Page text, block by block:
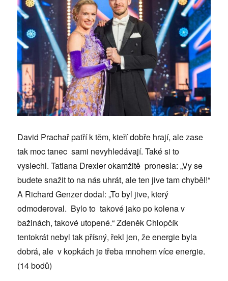
David Prachař patří k těm, kteří dobře hrají, ale zase
tak moc tanec sami nevyhledávají. Také si to
vyslechl. Tatiana Drexler okamžitě pronesla: „Vy se
budete snažit to na nás uhrát, ale ten jive tam chyběl!“
A Richard Genzer dodal: „To byl jive, který
odmoderoval. Bylo to takové jako po kolena v
bažinách, takové utopené.“ Zdeněk Chlopčík
tentokrát nebyl tak přísný, řekl jen, že energie byla
dobrá, ale v kopkách je třeba mnohem více energie.
(14 bodů)